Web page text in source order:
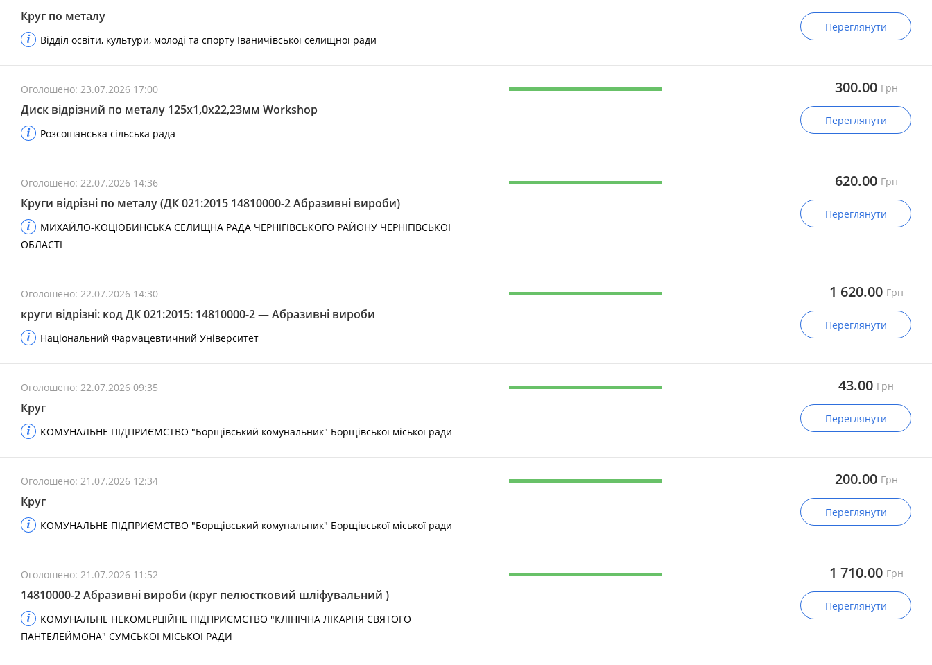
Круг по металу
Відділ освіти, культури, молоді та спорту Іваничівської селищної ради
Переглянути
Оголошено: 23.07.2026 17:00
Диск відрізний по металу 125х1,0х22,23мм Workshop
Розсошанська сільська рада
300.00 Грн
Переглянути
Оголошено: 22.07.2026 14:36
Круги відрізні по металу (ДК 021:2015 14810000-2 Абразивні вироби)
МИХАЙЛО-КОЦЮБИНСЬКА СЕЛИЩНА РАДА ЧЕРНІГІВСЬКОГО РАЙОНУ ЧЕРНІГІВСЬКОЇ
ОБЛАСТІ
620.00 Грн
Переглянути
Оголошено: 22.07.2026 14:30
круги відрізні: код ДК 021:2015: 14810000-2 — Абразивні вироби
Національний Фармацевтичний Університет
1 620.00 Грн
Переглянути
Оголошено: 22.07.2026 09:35
Круг
КОМУНАЛЬНЕ ПІДПРИЄМСТВО "Борщівський комунальник" Борщівської міської ради
43.00 Грн
Переглянути
Оголошено: 21.07.2026 12:34
Круг
КОМУНАЛЬНЕ ПІДПРИЄМСТВО "Борщівський комунальник" Борщівської міської ради
200.00 Грн
Переглянути
Оголошено: 21.07.2026 11:52
14810000-2 Абразивні вироби (круг пелюстковий шліфувальний )
КОМУНАЛЬНЕ НЕКОМЕРЦІЙНЕ ПІДПРИЄМСТВО "КЛІНІЧНА ЛІКАРНЯ СВЯТОГО
ПАНТЕЛЕЙМОНА" СУМСЬКОЇ МІСЬКОЇ РАДИ
1 710.00 Грн
Переглянути